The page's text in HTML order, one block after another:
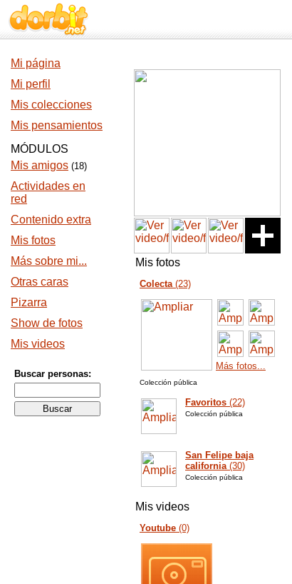
Mi página
Mi perfil
Mis colecciones
Mis pensamientos
MÓDULOS
Mis amigos (18)
Actividades en
red
Contenido extra
Mis fotos
Más sobre mi...
Otras caras
Pizarra
Show de fotos
Mis videos
Buscar personas:
Mis fotos
Colecta(23)
Más fotos...
Colección pública
Favoritos (22)
Colección pública
San Felipe baja
california(30)
Colección pública
Mis videos
Youtube (0)